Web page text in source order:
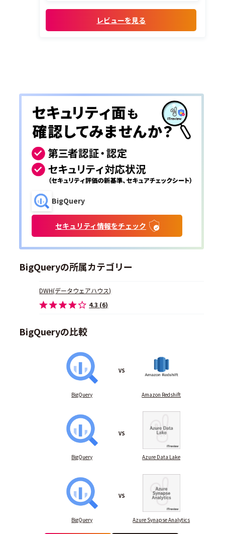
富な点は、私たちが提供する様々なソリュ
ーションとスムーズに結びつけられ、...
レビューを見る
BigQuery
セキュリティ情報をチェック
BigQueryの所属カテゴリー
DWH(データウェアハウス)
4.3 (6)
BigQueryの比較
BigQuery
VS
Amazon Redshift
BigQuery
VS
Azure Data Lake
BigQuery
VS
Azure Synapse Analytics